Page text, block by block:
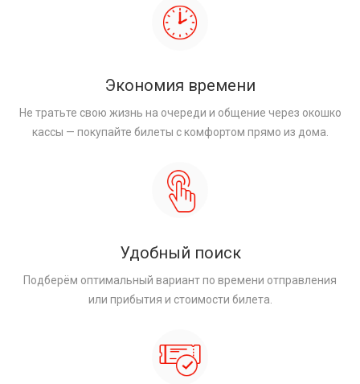
Экономия времени
Не тратьте свою жизнь на очереди и общение через окошко
кассы — покупайте билеты с комфортом прямо из дома.
Удобный поиск
Подберём оптимальный вариант по времени отправления
или прибытия и стоимости билета.